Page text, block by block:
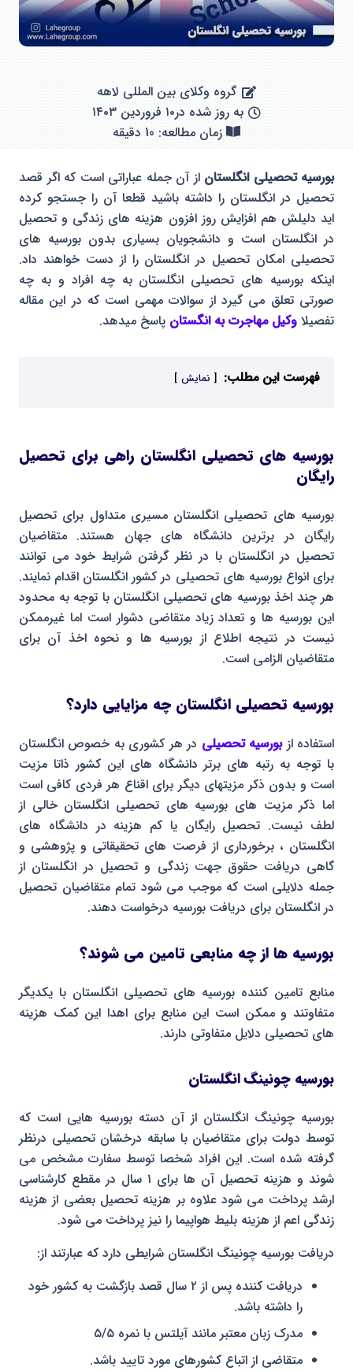
گروه وکلای بین المللی لاهه
به روز شده در۱۰ فروردین ۱۴۰۳
زمان مطالعه: 10 دقیقه
بورسیه تحصیلی انگلستان از آن جمله عباراتی است که اگر قصد
تحصیل در انگلستان را داشته باشید قطعا آن را جستجو کرده
اید دلیلش هم افزایش روز افزون هزینه های زندگی و تحصیل
در انگلستان است و دانشجویان بسیاری بدون بورسیه های
تحصیلی امکان تحصیل در انگلستان را از دست خواهند داد.
اینکه بورسیه های تحصیلی انگلستان به چه افراد و به چه
صورتی تعلق می گیرد از سوالات مهمی است که در این مقاله
تفصیلا وکیل مهاجرت به انگستان پاسخ میدهد.
فهرست این مطلب: نمایش
بورسیه های تحصیلی انگلستان راهی برای تحصیل
رایگان
بورسیه های تحصیلی انگلستان مسیری متداول برای تحصیل
رایگان در برترین دانشگاه های جهان هستند. متقاضیان
تحصیل در انگلستان با در نظر گرفتن شرایط خود می توانند
برای انواع بورسیه های تحصیلی در کشور انگلستان اقدام نمایند.
هر چند اخذ بورسیه های تحصیلی انگلستان با توجه به محدود
این بورسیه ها و تعداد زیاد متقاضی دشوار است اما غیرممکن
نیست در نتیجه اطلاع از بورسیه ها و نحوه اخذ آن برای
متقاضیان الزامی است.
بورسیه تحصیلی انگلستان چه مزایایی دارد؟
استفاده ازبورسیه تحصیلی در هر کشوری به خصوص انگلستان
با توجه به رتبه های برتر دانشگاه های این کشور ذاتا مزیت
است و بدون ذکر مزیتهای دیگر برای اقناع هر فردی کافی است
اما ذکر مزیت های بورسیه های تحصیلی انگلستان خالی از
لطف نیست. تحصیل رایگان یا کم هزینه در دانشگاه های
انگلستان ، برخورداری از فرصت های تحقیقاتی و پژوهشی و
گاهی دریافت حقوق جهت زندگی و تحصیل در انگلستان از
جمله دلایلی است که موجب می شود تمام متقاضیان تحصیل
در انگلستان برای دریافت بورسیه درخواست دهند.
بورسیه ها از چه منابعی تامین می شوند؟
منابع تامین کننده بورسیه های تحصیلی انگلستان با یکدیگر
متفاوتند و ممکن است این منابع برای اهدا این کمک هزینه
های تحصیلی دلایل متفاوتی دارند.
بورسیه چونینگ انگلستان
بورسیه چونینگ انگلستان از آن دسته بورسیه هایی است که
توسط دولت برای متقاضیان با سابقه درخشان تحصیلی درنظر
گرفته شده است. این افراد شخصا توسط سفارت مشخص می
شوند و هزینه تحصیل آن ها برای ۱ سال در مقطع کارشناسی
ارشد پرداخت می شود علاوه بر هزینه تحصیل بعضی از هزینه
زندگی اعم از هزینه بلیط هواپیما را نیز پرداخت می شود.
دریافت بورسیه چونینگ انگلستان شرایطی دارد که عبارتند از:
دریافت کننده پس از ۲ سال قصد بازگشت به کشور خود
را داشته باشد.
مدرک زبان معتبر مانند آیلتس با نمره ۵/۵
متقاضی از اتباع کشورهای مورد تایید باشد.